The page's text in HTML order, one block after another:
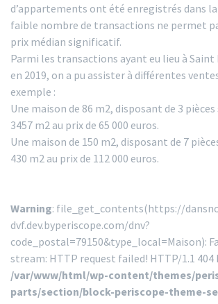
d’appartements ont été enregistrés dans
faible nombre de transactions ne permet
prix médian significatif.
Parmi les transactions ayant eu lieu à Saint
en 2019, on a pu assister à différentes
exemple :
Une maison de 86 m2, disposant de 3
3457 m2 au prix de 65 000 euros.
Une maison de 150 m2, disposant de 7
430 m2 au prix de 112 000 euros.
Warning: file_get_contents(https://
dvf.dev.byperiscope.com/dnv?
code_postal=79150&type_local=Maison):
stream: HTTP request failed! HTTP/1.1 404
/var/www/html/wp-content/themes/
parts/section/block-periscope-theme-